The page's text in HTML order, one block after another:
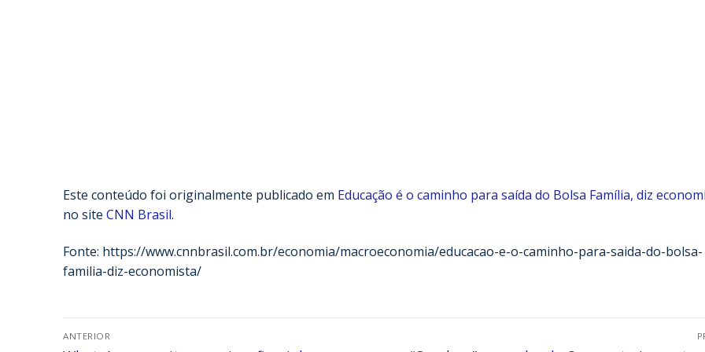
Este conteúdo foi originalmente publicado em Educação é o caminho para saída do Bolsa Família, diz
no site CNN Brasil.
Fonte: https://www.cnnbrasil.com.br/economia/macroeconomia/educacao-e-o-caminho-para-saida-do-bolsa-
familia-diz-economista/
ANTERIOR